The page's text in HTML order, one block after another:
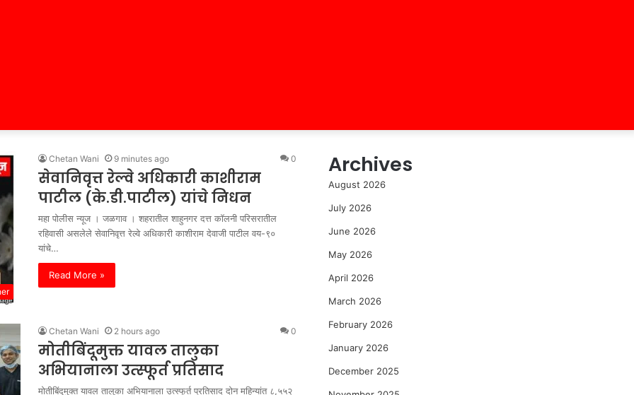
Chetan Wani 9 minutes ago 0
सेवानिवृत्त रेल्वे अधिकारी काशीराम
पाटील (के.डी.पाटील) यांचे निधन
महा पोलीस न्यूज । जळगाव । शहरातील शाहुनगर दत्त कॉलनी परिसरातील
रहिवासी असलेले सेवानिवृत्त रेल्वे अधिकारी काशीराम देवाजी पाटील वय-९०
यांचे…
Read More »
Chetan Wani 2 hours ago 0
मोतीबिंदूमुक्त यावल तालुका
अभियानाला उत्स्फूर्त प्रतिसाद
मोतीबिंदूमुक्त यावल तालुका अभियानाला उत्स्फूर्त प्रतिसाद दोन महिन्यांत ८,५५२
Archives
August 2026
July 2026
June 2026
May 2026
April 2026
March 2026
February 2026
January 2026
December 2025